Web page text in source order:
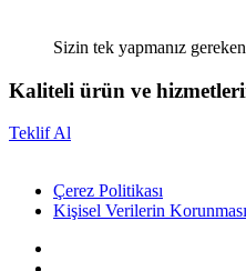
Sizin tek yapmanız
Kaliteli ürün ve
Teklif Al
Çerez Politikası
Kişisel Verilerin Korunması